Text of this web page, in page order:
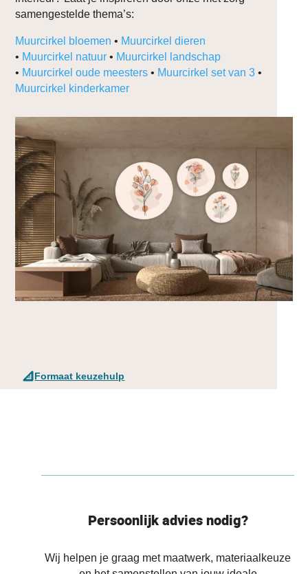
samengestelde thema’s:
Muurcirkel bloemen • Muurcirkel dieren
• Muurcirkel natuur • Muurcirkel landschap
• Muurcirkel oude meesters • Muurcirkel set van 3 •
Muurcirkel kinderkamer
Formaat keuzehulp
Persoonlijk advies nodig?
Wij helpen je graag met maatwerk, materiaalkeuze